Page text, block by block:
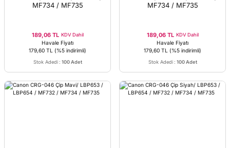
MF734 / MF735
189,06 TL KDV Dahil
Havale Fiyatı
179,60 TL (%5 indirimli)
Stok Adedi : 100 Adet
MF734 / MF735
189,06 TL KDV Dahil
Havale Fiyatı
179,60 TL (%5 indirimli)
Stok Adedi : 100 Adet